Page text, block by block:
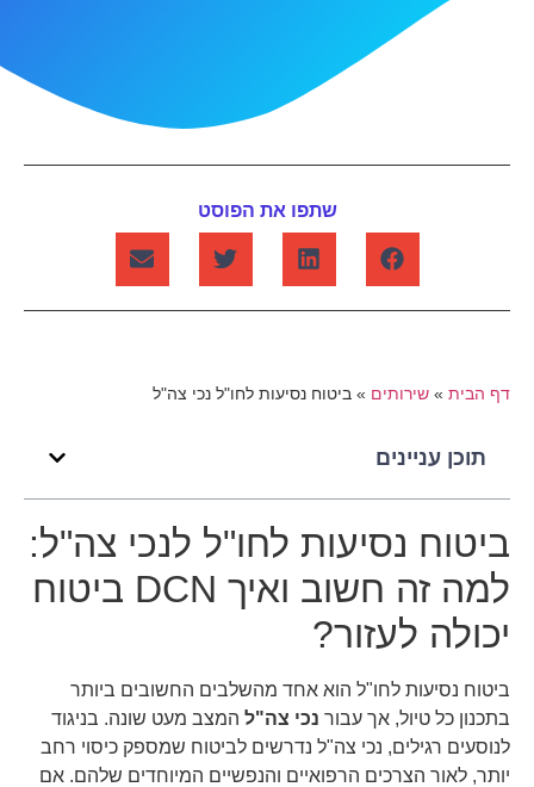
שתפו את הפוסט
דף הבית» שירותים» ביטוח נסיעות לחו"ל נכי צה"ל
תוכן עניינים
ביטוח נסיעות לחו"ל לנכי צה"ל:
למה זה חשוב ואיך DCN ביטוח
יכולה לעזור?
ביטוח נסיעות לחו"ל הוא אחד מהשלבים החשובים ביותר
בתכנון כל טיול, אך עבור נכי צה"להמצב מעט שונה. בניגוד
לנוסעים רגילים, נכי צה"ל נדרשים לביטוח שמספק כיסוי רחב
יותר, לאור הצרכים הרפואיים והנפשיים המיוחדים שלהם. אם